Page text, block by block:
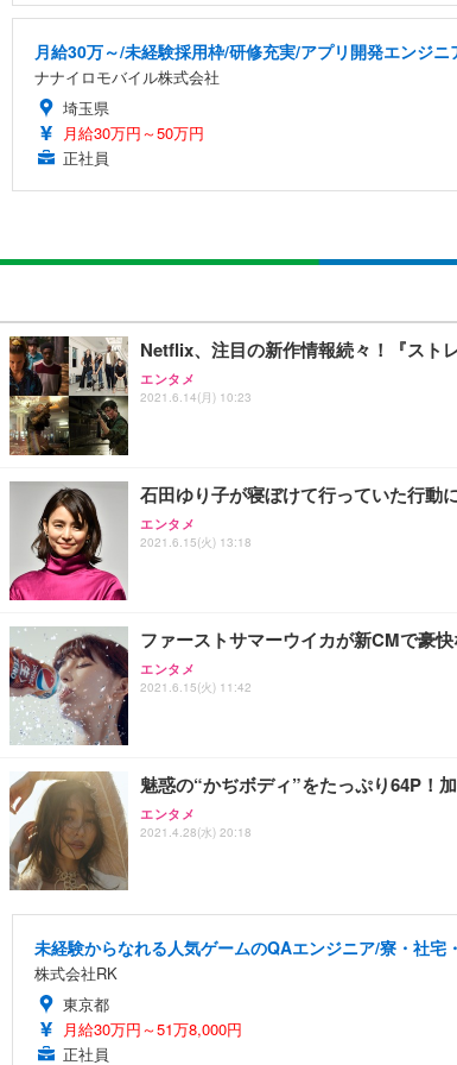
月給30万～/未経験採用枠/研修充実/アプリ開発エンジニ
ナナイロモバイル株式会社
埼玉県
月給30万円～50万円
正社員
Netflix、注目の新作情報続々！『スト
エンタメ
2021.6.14(月) 10:23
石田ゆり子が寝ぼけて行っていた行動
エンタメ
2021.6.15(火) 13:18
ファーストサマーウイカが新CMで豪
エンタメ
2021.6.15(火) 11:42
魅惑の“かぢボディ”をたっぷり64P！
エンタメ
2021.4.28(水) 20:18
未経験からなれる人気ゲームのQAエンジニア/寮・社宅
株式会社RK
東京都
月給30万円～51万8,000円
正社員